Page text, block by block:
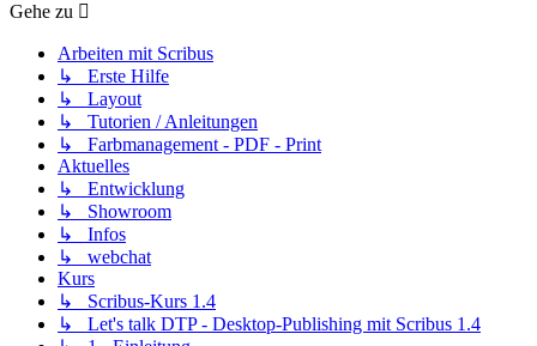
Gehe zu
Arbeiten mit Scribus
↳ Erste Hilfe
↳ Layout
↳ Tutorien / Anleitungen
↳ Farbmanagement - PDF - Print
Aktuelles
↳ Entwicklung
↳ Showroom
↳ Infos
↳ webchat
Kurs
↳ Scribus-Kurs 1.4
↳ Let's talk DTP - Desktop-Publishing mit Scribus 1.4